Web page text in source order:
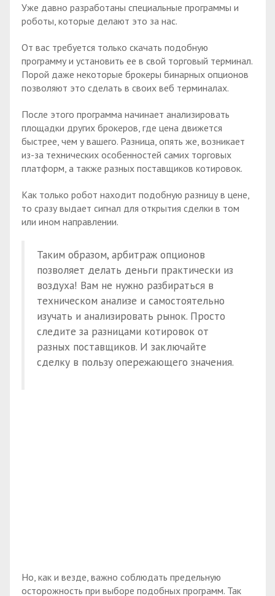
Уже давно разработаны специальные программы и
роботы, которые делают это за нас.
От вас требуется только скачать подобную
программу и установить ее в свой торговый терминал.
Порой даже некоторые брокеры бинарных опционов
позволяют это сделать в своих веб терминалах.
После этого программа начинает анализировать
площадки других брокеров, где цена движется
быстрее, чем у вашего. Разница, опять же, возникает
из-за технических особенностей самих торговых
платформ, а также разных поставщиков котировок.
Как только робот находит подобную разницу в цене,
то сразу выдает сигнал для открытия сделки в том
или ином направлении.
Таким образом, арбитраж опционов
позволяет делать деньги практически из
воздуха! Вам не нужно разбираться в
техническом анализе и самостоятельно
изучать и анализировать рынок. Просто
следите за разницами котировок от
разных поставщиков. И заключайте
сделку в пользу опережающего значения.
Но, как и везде, важно соблюдать предельную
осторожность при выборе подобных программ. Так